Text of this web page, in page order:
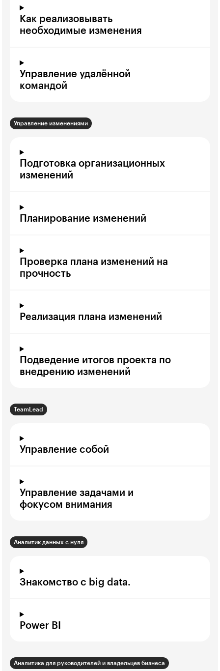
Как реализовывать
необходимые изменения
Управление удалённой
командой
Управление изменениями
Подготовка организационных
изменений
Планирование изменений
Проверка плана изменений на
прочность
Реализация плана изменений
Подведение итогов проекта по
внедрению изменений
TeamLead
Управление собой
Управление задачами и
фокусом внимания
Аналитик данных с нуля
Знакомство с big data.
Power BI
Аналитика для руководителей и владельцев бизнеса